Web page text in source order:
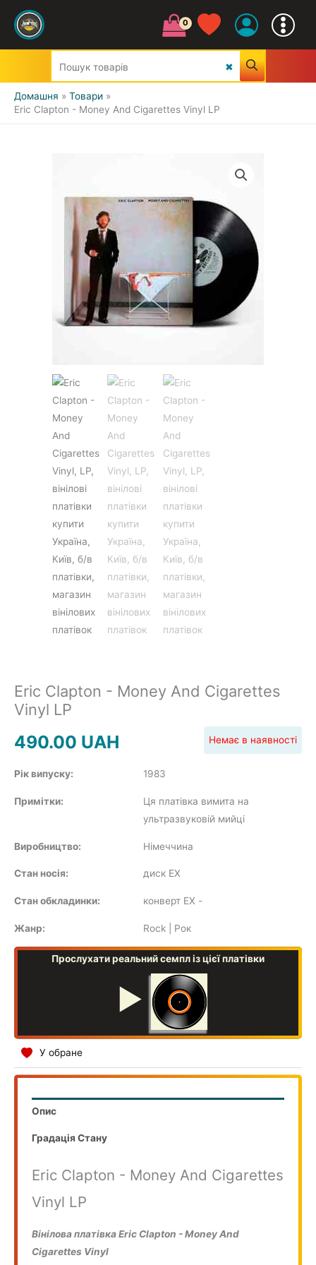
Домашня
Товари
Eric Clapton - Money And Cigarettes Vinyl LP
Eric Clapton - Money And Cigarettes
Vinyl LP
490.00 UAH Немає в наявності
Рік випуску: 1983
Примітки:
Ця платівка вимита на
ультразвуковій мийці
Виробництво: Німеччина
Стан носія: диск EX
Стан обкладинки: конверт EX -
Жанр: Rock | Рок
Прослухати реальний семпл із цієї платівки
▶
У обране
Опис
Градація Стану
Eric Clapton - Money And Cigarettes
Vinyl LP
Вінілова платівка Eric Clapton - Money And
Cigarettes Vinyl
УСІ ЖАНРИ
CLASSIC
JAZZ&BLUES
POP
REGGAE
ROCK
COMPILATION